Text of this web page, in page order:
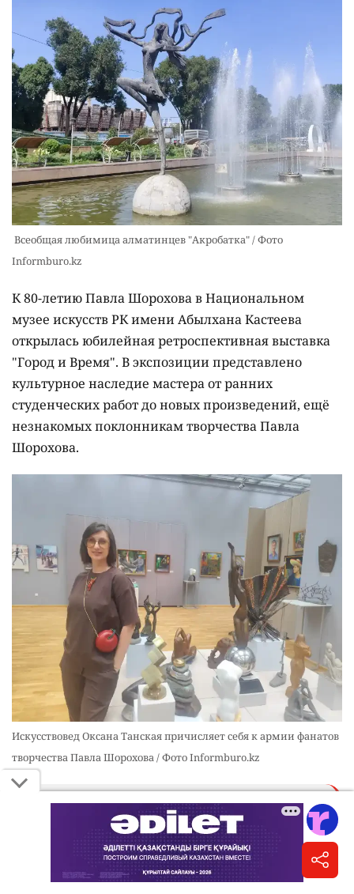
Всеобщая любимица алматинцев "Акробатка" / Фото
Informburo.kz
К 80-летию Павла Шорохова в Национальном
музее искусств РК имени Абылхана Кастеева
открылась юбилейная ретроспективная выставка
"Город и Время". В экспозиции представлено
культурное наследие мастера от ранних
студенческих работ до новых произведений, ещё
незнакомых поклонникам творчества Павла
Шорохова.
Искусствовед Оксана Танская причисляет себя к армии фанатов
творчества Павла Шорохова / Фото Informburo.kz
"Есть произведения, живущие в музейных
залах или частных коллекциях, а есть
искусство, связанное крепкими узами с
нашей собственной биографией. Мы можем